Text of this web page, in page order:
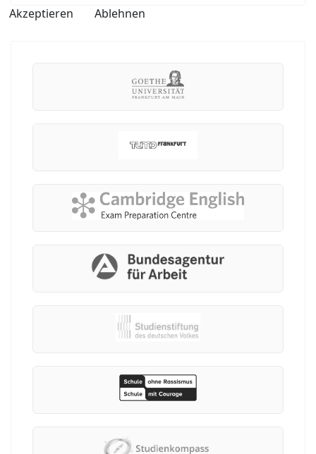
Akzeptieren
Ablehnen